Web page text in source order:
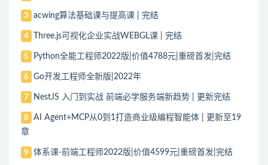
3 acwing算法基础课与提高课 | 完结
4 Three.js可视化企业实战WEBGL课 | 完结
5 Python全能工程师2022版|价值4788元|重磅首发|完结
6 Go开发工程师全新版|2022年
7 NestJS 入门到实战 前端必学服务端新趋势 | 更新完结
8
AI Agent+MCP从0到1打造商业级编程智能体 | 更新至19
章
9 体系课-前端工程师2022版|价值4599元|重磅首发|完结